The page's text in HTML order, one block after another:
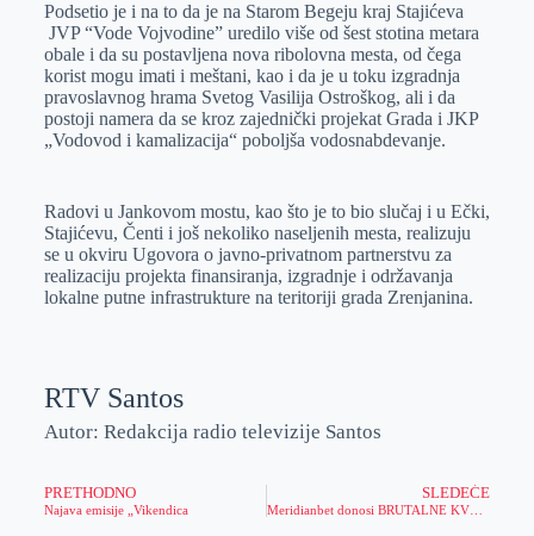
Podsetio je i na to da je na Starom Begeju kraj Stajićeva
JVP “Vode Vojvodine” uredilo više od šest stotina metara
obale i da su postavljena nova ribolovna mesta, od čega
korist mogu imati i meštani, kao i da je u toku izgradnja
pravoslavnog hrama Svetog Vasilija Ostroškog, ali i da
postoji namera da se kroz zajednički projekat Grada i JKP
„Vodovod i kamalizacija“ poboljša vodosnabdevanje.
Radovi u Jankovom mostu, kao što je to bio slučaj i u Ečki,
Stajićevu, Čenti i još nekoliko naseljenih mesta, realizuju
se u okviru Ugovora o javno-privatnom partnerstvu za
realizaciju projekta finansiranja, izgradnje i održavanja
lokalne putne infrastrukture na teritoriji grada Zrenjanina.
RTV Santos
Autor: Redakcija radio televizije Santos
PRETHODNO
Najava emisije „Vikendica
SLEDEĆE